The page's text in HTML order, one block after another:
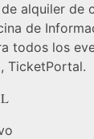
alquiler de
de
todos los
TicketPortal.